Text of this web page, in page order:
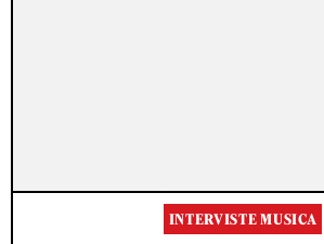
INTERVISTE MUSICA